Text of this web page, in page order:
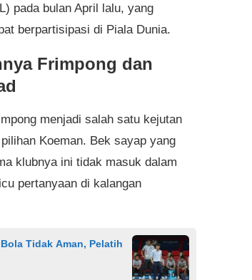
pada bulan April lalu, yang
berpartisipasi di Piala Dunia.
Frimpong dan
menjadi salah satu kejutan
Koeman. Bek sayap yang
klubnya ini tidak masuk dalam
pertanyaan di kalangan
Tidak Aman, Pelatih